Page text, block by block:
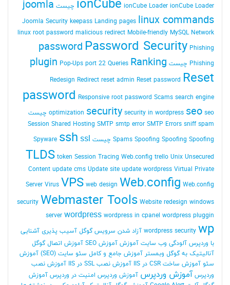
ionCube ionCube Loader ionCube Loader چیست joomla
Joomla Security keepass Landing pages linux commands
linux root password malicious redirect Mobile-friendly MySQL Network
password Password Security Phishing
Phishing چیست
plugin Pop-Ups port 22 Queries Ranking
Redesign Redirect reset admin Reset password Reset
password Responsive root password Scams search engine
optimization security security in wordpress seo seo چیست
Session Shared Hosting SMTP smtp error SMTP Errors sniff spam
Spams Spoofing Spoofing Spoofing چیست Spyware ssh ssl
TLDS token Session Tracing Web.config trello Unix Unsecured
Content update cms Update site update wordpress Virtual Private
Server Virus VPS web design Web.config Web.config
security Webmaster Tools Website redesign windows
server wordpress wordpress in cpanel wordpress pluggin
wordpress security wp آزاد شدن سرویس گوگل آسیب پذیری آشنایی
با وردپرس آلودگی وب سایت آموزش آموزش SEO
آموزش اتصال گوگل
آنالیتیک به گوگل وبمستر آموزش جامع و کامل سئو سایت (SEO)
آموزش
سئو آموزش ساخت CSR در IIS آموزش نصب SSL در IIS
آموزش نصب
وردپرس آموزش وردپرس آموزش وردپرس امنیت در وردپرس آموزش